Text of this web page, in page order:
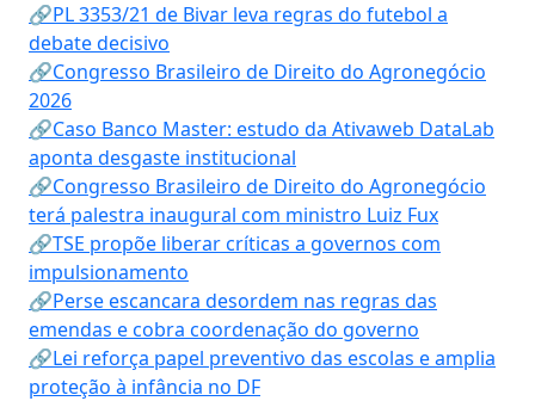
🔗PL 3353/21 de Bivar leva regras do futebol a
debate decisivo
🔗Congresso Brasileiro de Direito do Agronegócio
2026
🔗Caso Banco Master: estudo da Ativaweb DataLab
aponta desgaste institucional
🔗Congresso Brasileiro de Direito do Agronegócio
terá palestra inaugural com ministro Luiz Fux
🔗TSE propõe liberar críticas a governos com
impulsionamento
🔗Perse escancara desordem nas regras das
emendas e cobra coordenação do governo
🔗Lei reforça papel preventivo das escolas e amplia
proteção à infância no DF